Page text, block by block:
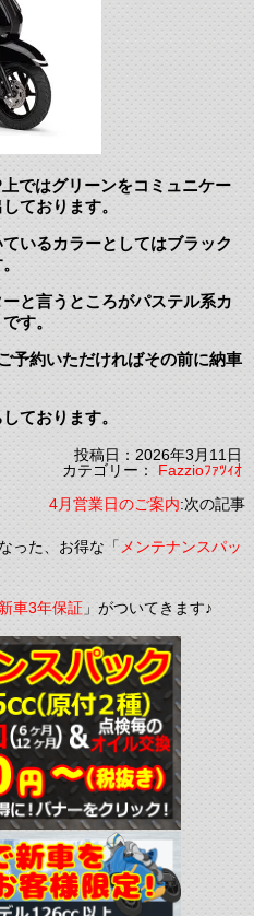
ではグリーンをコミュニケー
ております。
いるカラーとしてはブラック
と言うところがパステル系カ
す。
予約いただければその前に納車
ております。
投稿日：2026年3月11日
カテゴリー：Fazzioﾌｧﾂｨｵ
4月営業日のご案内:次の記事
った、お得な「メンテナンスパッ
新車3年保証」がついてきます♪